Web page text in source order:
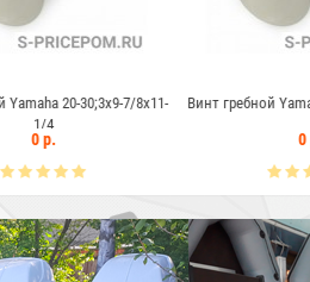
Винт гребной Yamaha 20-30;3x9-7/8x12 Винт